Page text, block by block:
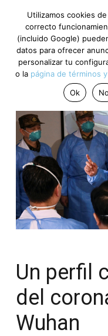
Un perfil
del
Wuhan
Utilizamos cookies
correcto
(incluido Google)
datos para ofrecer
personalizar tu
o la página de términos
Ok
No